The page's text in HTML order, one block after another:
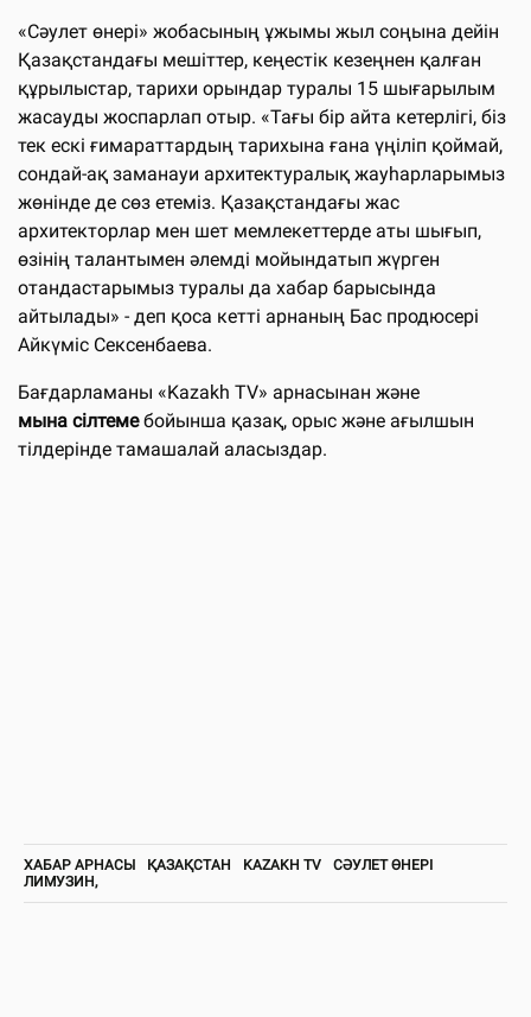
«Сәулет өнері» жобасының ұжымы жыл соңына дейін
Қазақстандағы мешіттер, кеңестік кезеңнен қалған
құрылыстар, тарихи орындар туралы 15 шығарылым
жасауды жоспарлап отыр. «Тағы бір айта кетерлігі, біз
тек ескі ғимараттардың тарихына ғана үңіліп қоймай,
сондай-ақ заманауи архитектуралық жауһарларымыз
жөнінде де сөз етеміз. Қазақстандағы жас
архитекторлар мен шет мемлекеттерде аты шығып,
өзінің талантымен әлемді мойындатып жүрген
отандастарымыз туралы да хабар барысында
айтылады» - деп қоса кетті арнаның Бас продюсері
Айкүміс Сексенбаева.
Бағдарламаны «Kazakh TV» арнасынан және
мына сілтемебойынша қазақ, орыс және ағылшын
тілдерінде тамашалай аласыздар.
ХАБАР АРНАСЫ ҚАЗАҚСТАН KAZAKH TV
СӘУЛЕТ ӨНЕРІ
ЛИМУЗИН,